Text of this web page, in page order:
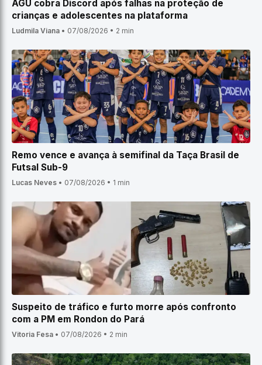
AGU cobra Discord após falhas na proteção de
crianças e adolescentes na plataforma
Ludmila Viana • 07/08/2026 • 2 min
Remo vence e avança à semifinal da Taça Brasil de
Futsal Sub-9
Lucas Neves • 07/08/2026 • 1 min
Suspeito de tráfico e furto morre após confronto
com a PM em Rondon do Pará
Vitoria Fesa • 07/08/2026 • 2 min